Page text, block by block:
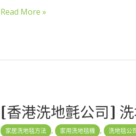
Read More »
[香港洗地氈公司]
家居洗地毯方法 , 家用洗地毯機 , 洗地毯公